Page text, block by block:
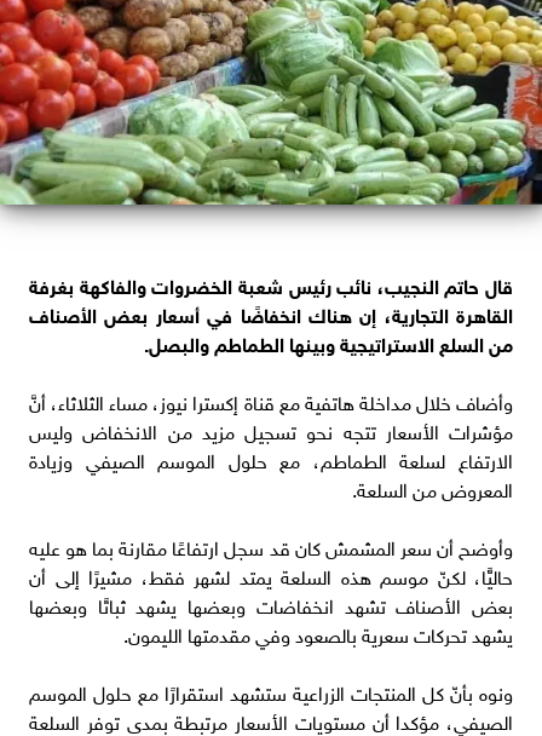
قال حاتم النجيب، نائب رئيس شعبة الخضروات والفاكهة بغرفة
القاهرة التجارية، إن هناك انخفاضًا في أسعار بعض الأصناف
من السلع الاستراتيجية وبينها الطماطم والبصل.
وأضاف خلال مداخلة هاتفية مع قناة إكسترا نيوز، مساء الثلاثاء، أنَّ
مؤشرات الأسعار تتجه نحو تسجيل مزيد من الانخفاض وليس
الارتفاع لسلعة الطماطم، مع حلول الموسم الصيفي وزيادة
المعروض من السلعة.
وأوضح أن سعر المشمش كان قد سجل ارتفاعًا مقارنة بما هو عليه
حاليًّا، لكنّ موسم هذه السلعة يمتد لشهر فقط، مشيرًا إلى أن
بعض الأصناف تشهد انخفاضات وبعضها يشهد ثباتًا وبعضها
يشهد تحركات سعرية بالصعود وفي مقدمتها الليمون.
ونوه بأنّ كل المنتجات الزراعية ستشهد استقرارًا مع حلول الموسم
الصيفي، مؤكدا أن مستويات الأسعار مرتبطة بمدى توفر السلعة